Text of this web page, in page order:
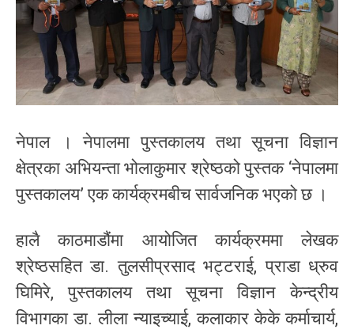
नेपाल । नेपालमा पुस्तकालय तथा सूचना विज्ञान
क्षेत्रका अभियन्ता भोलाकुमार श्रेष्ठको पुस्तक ‘नेपालमा
पुस्तकालय’ एक कार्यक्रमबीच सार्वजनिक भएको छ ।
हालै काठमाडौंमा आयोजित कार्यक्रममा लेखक
श्रेष्ठसहित डा. तुलसीप्रसाद भट्टराई, प्राडा ध्रुव
घिमिरे, पुस्तकालय तथा सूचना विज्ञान केन्द्रीय
विभागका डा. लीला न्याइच्याई, कलाकार केके कर्माचार्य,